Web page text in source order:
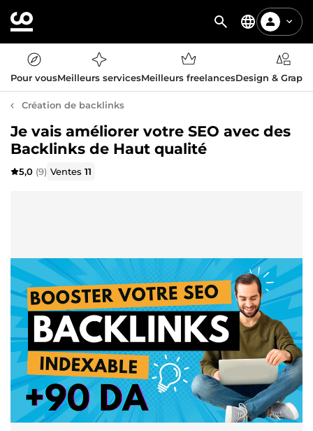
Pour vousMeilleurs servicesMeilleurs freelancesDesign &
Création de backlinks
Je vais améliorer votre SEO avec des
Backlinks de Haut qualité
5,0 (9) Ventes11